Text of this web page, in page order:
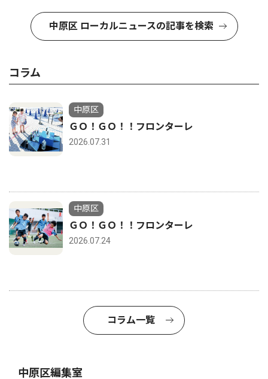
中原区 ローカルニュースの記事を検索
コラム
中原区
ＧＯ！ＧＯ！！フロンターレ
2026.07.31
中原区
ＧＯ！ＧＯ！！フロンターレ
2026.07.24
コラム一覧
中原区編集室